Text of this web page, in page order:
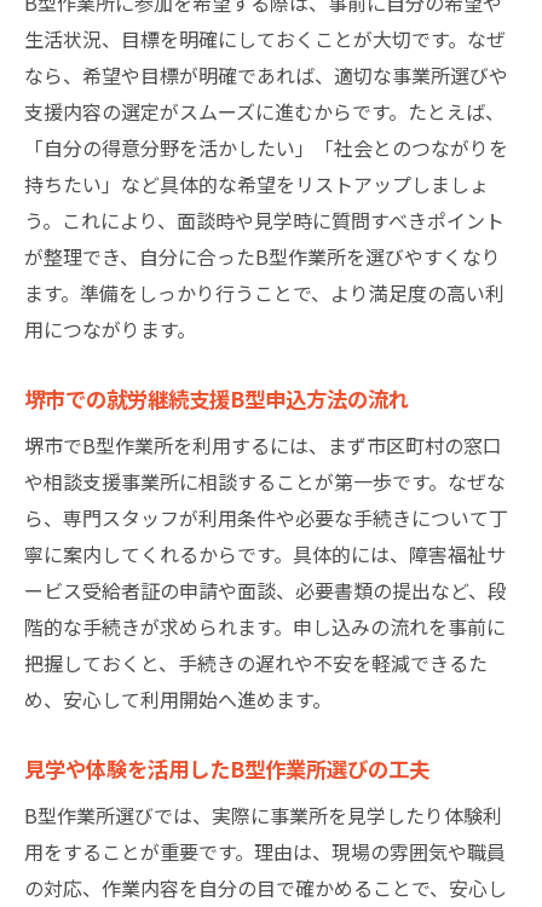
生活状況、目標を明確にしておくことが大切です。なぜ
なら、希望や目標が明確であれば、適切な事業所選びや
支援内容の選定がスムーズに進むからです。たとえば、
「自分の得意分野を活かしたい」「社会とのつながりを
持ちたい」など具体的な希望をリストアップしましょ
う。これにより、面談時や見学時に質問すべきポイント
が整理でき、自分に合ったB型作業所を選びやすくなり
ます。準備をしっかり行うことで、より満足度の高い利
用につながります。
堺市での就労継続支援B型申込方法の流れ
堺市でB型作業所を利用するには、まず市区町村の窓口
や相談支援事業所に相談することが第一歩です。なぜな
ら、専門スタッフが利用条件や必要な手続きについて丁
寧に案内してくれるからです。具体的には、障害福祉サ
ービス受給者証の申請や面談、必要書類の提出など、段
階的な手続きが求められます。申し込みの流れを事前に
把握しておくと、手続きの遅れや不安を軽減できるた
め、安心して利用開始へ進めます。
見学や体験を活用したB型作業所選びの工夫
B型作業所選びでは、実際に事業所を見学したり体験利
用をすることが重要です。理由は、現場の雰囲気や職員
の対応、作業内容を自分の目で確かめることで、安心し